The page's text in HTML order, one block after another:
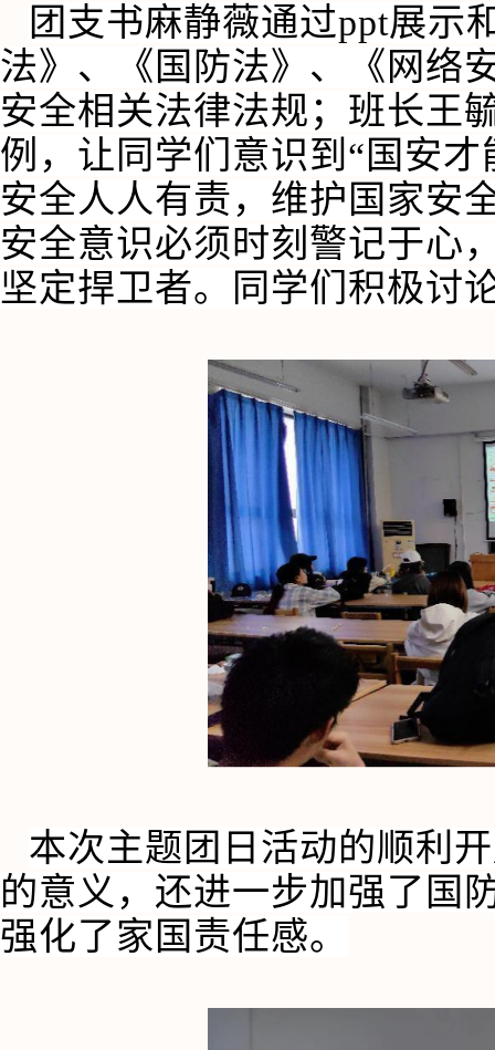
团支书麻静薇通过ppt展示
法》、《国防法》、《网络
安全相关法律法规；班长王
例，让同学们意识到“国安
安全人人有责，维护国家安
安全意识必须时刻警记于心
坚定捍卫者。同学们积极讨
本次主题团日活动的顺利
的意义，还进一步加强了国
强化了家国责任感。